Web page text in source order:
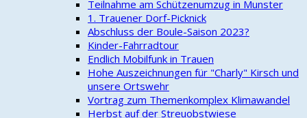
Teilnahme am Schützenumzug in Munster
1. Trauener Dorf-Picknick
Abschluss der Boule-Saison 2023?
Kinder-Fahrradtour
Endlich Mobilfunk in Trauen
Hohe Auszeichnungen für "Charly" Kirsch und
unsere Ortswehr
Vortrag zum Themenkomplex Klimawandel
Herbst auf der Streuobstwiese